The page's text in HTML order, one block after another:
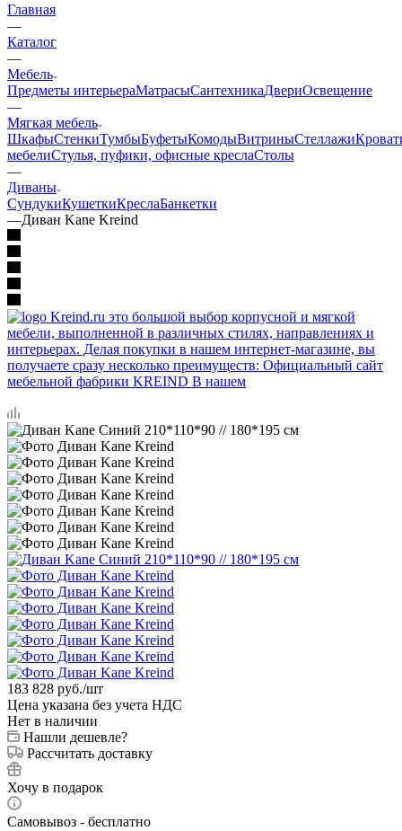
Главная
—
Каталог
—
Мебель
Предметы интерьераМатрасыСантехникаДвериОсвещение
—
Мягкая мебель
ШкафыСтенкиТумбыБуфетыКомодыВитриныСтеллажи
мебелиСтулья, пуфики, офисные креслаСтолы
—
Диваны
СундукиКушеткиКреслаБанкетки
—Диван Kane Kreind
183 828 руб./шт
Цена указана без учета НДС
Нет в наличии
Нашли дешевле?
Рассчитать доставку
Хочу в подарок
Самовывоз - бесплатно